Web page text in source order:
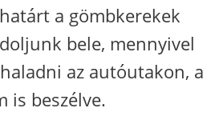
a gömbkerekek
bele, mennyivel
az autóutakon, a
is beszélve.